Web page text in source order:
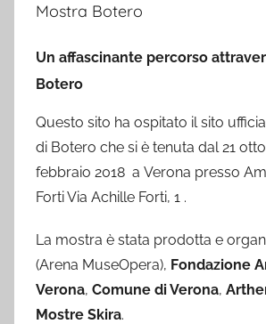
Mostra Botero
Un affascinante percorso
Botero
Questo sito ha ospitato il sito
di Botero che si è tenuta dal 21
febbraio 2018 a Verona presso
Forti Via Achille Forti, 1 .
La mostra è stata prodotta e
(Arena MuseOpera), Fondazione
Verona, Comune di Verona,
Mostre Skira.